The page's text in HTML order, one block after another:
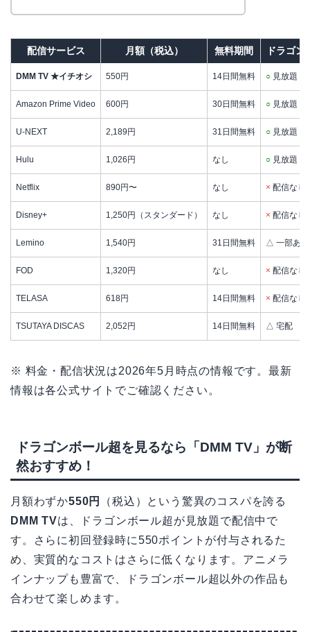
配信サービス 月額（税込） 無料期間 ドラゴン
DMM TV ★イチオシ 550円 14日間無料 ○ 見放題
Amazon Prime Video 600円 30日間無料 ○ 見放題
U-NEXT 2,189円 31日間無料 ○ 見放題
Hulu 1,026円 なし ○ 見放題
Netflix 890円〜 なし × 配信なし
Disney+ 1,250円（スタンダード） なし × 配信なし
Lemino 1,540円 31日間無料 △ 一部あり
FOD 1,320円 なし × 配信なし
TELASA 618円 14日間無料 × 配信なし
TSUTAYA DISCAS 2,052円 14日間無料 △ 宅配
※ 料金・配信状況は2026年5月時点の情報です。最新
情報は各公式サイトでご確認ください。
ドラゴンボール超を見るなら「DMM TV」が断
然おすすめ！
月額わずか550円
（税込）という驚異のコスパを誇る
DMM TVは、ドラゴンボール超が見放題で配信中で
す。さらに初回登録時に550ポイントが付与されるた
め、実質的なコストはさらに低くなります。アニメラ
インナップも豊富で、ドラゴンボール超以外の作品も
合わせて楽しめます。